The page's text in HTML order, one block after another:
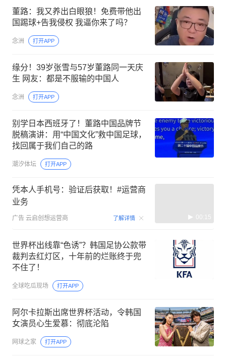
董路：我又养出白眼狼！免费带他出
国踢球+告我侵权 我逼你来了吗？
念洲 打开APP
缘分！39岁张雪与57岁董路同一天庆
生 网友：都是不服输的中国人
念洲 打开APP
别学日本西班牙了！董路中国品牌节
脱稿演讲：用“中国文化”救中国足球，
找回属于我们自己的路
潮汐体坛 打开APP
凭本人手机号：验证后获取！#运营商
业务
广告 云启创想运营商 了解详情 00:15
世界杯出线靠“色诱”？韩国足协公款带
裁判去红灯区，十年前的烂账终于兜
不住了！
全球吃瓜现场 打开APP
阿尔卡拉斯出席世界杯活动，令韩国
女演员心生爱慕：彻底沦陷
网球之家 打开APP